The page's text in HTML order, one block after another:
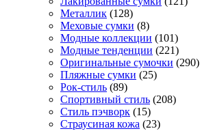
Металлик (128)
Меховые сумки (8)
Модные коллекции (101)
Модные тенденции (221)
Оригинальные сумочки (290)
Пляжные сумки (25)
Рок-стиль (89)
Спортивный стиль (208)
Стиль пэчворк (15)
Страусиная кожа (23)